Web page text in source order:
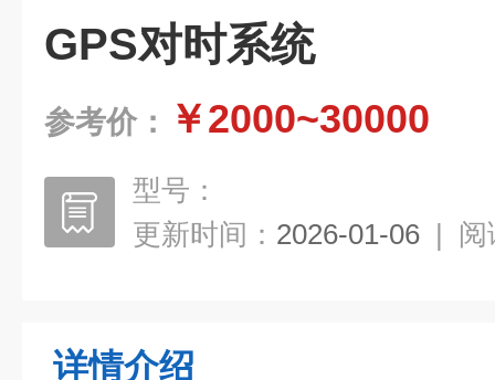
GPS对时系统
参考价： ￥2000~30000
型号：
更新时间： 2026-01-06 | 阅
详情介绍